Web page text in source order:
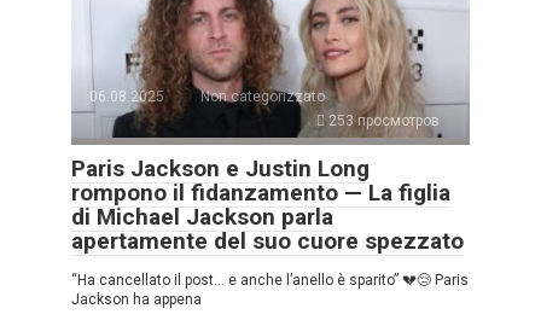
06.08.2025
Non categorizzato
253 просмотров
Paris Jackson e Justin Long
rompono il fidanzamento — La figlia
di Michael Jackson parla
apertamente del suo cuore spezzato
“Ha cancellato il post… e anche l’anello è sparito” 💔😢 Paris
Jackson ha appena